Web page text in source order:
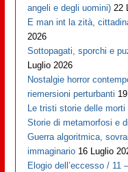
angeli e degli uomini) 22
E man int la zità,
2026
Sottopagati, sporchi e
Luglio 2026
Nostalgie horror
riemersioni perturbanti
Le tristi storie delle morti
Storie di metamorfosi e
Guerra algoritmica,
immaginario 16 Luglio
Elogio dell’eccesso / 11